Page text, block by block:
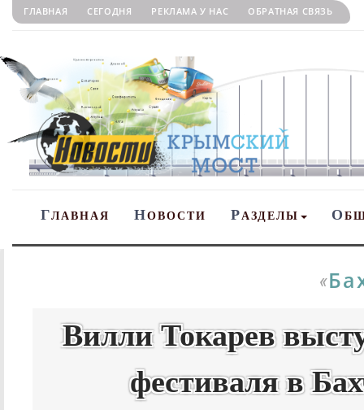
ГЛАВНАЯ СЕГОДНЯ РЕКЛАМА У НАС ОБРАТНАЯ СВЯЗЬ
ГЛАВНАЯ НОВОСТИ РАЗДЕЛЫ О
«
Вилли Токарев
фестиваля в